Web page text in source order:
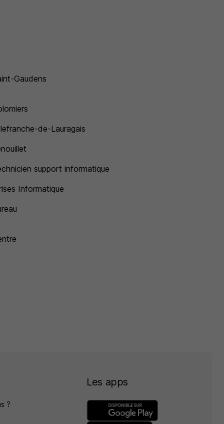
Gaudens
de-Lauragais
support informatique
Informatique
?
Les apps